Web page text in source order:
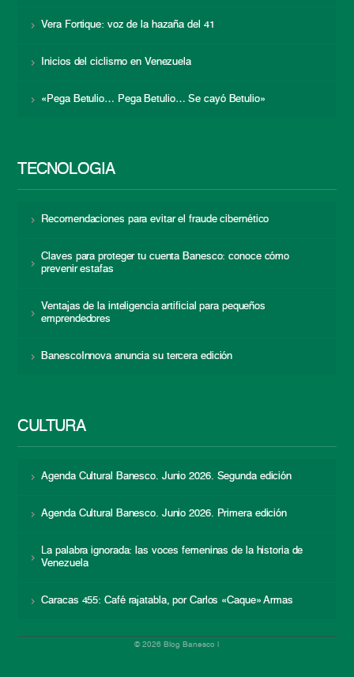
Vera Fortique: voz de la hazaña del 41
Inicios del ciclismo en Venezuela
«Pega Betulio… Pega Betulio… Se cayó Betulio»
TECNOLOGÍA
Recomendaciones para evitar el fraude cibernético
Claves para proteger tu cuenta Banesco: conoce cómo
prevenir estafas
Ventajas de la inteligencia artificial para pequeños
emprendedores
BanescoInnova anuncia su tercera edición
CULTURA
Agenda Cultural Banesco. Junio 2026. Segunda edición
Agenda Cultural Banesco. Junio 2026. Primera edición
La palabra ignorada: las voces femeninas de la historia de
Venezuela
Caracas 455: Café rajatabla, por Carlos «Caque» Armas
© 2026 Blog Banesco |